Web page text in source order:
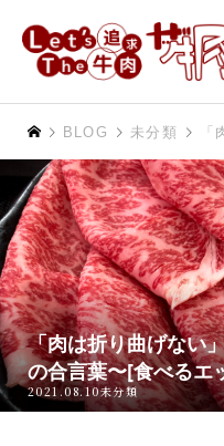
BLOG 未分類 「肉
「肉は折り曲げない
の合言葉〜[食べるエ
2021.08.10未分類